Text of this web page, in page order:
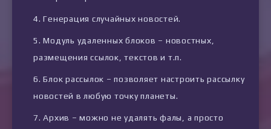
Генерация случайных новостей.
Модуль удаленных блоков – новостных,
размещения ссылок, текстов и т.п.
Блок рассылок – позволяет настроить рассылку
новостей в любую точку планеты.
Архив – можно не удалять фалы, а просто